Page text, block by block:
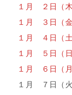
１月 ２日（木
１月 ３日（金
１月 ４日（土
１月 ５日（日
１月 ６日（月
１月 ７日（火